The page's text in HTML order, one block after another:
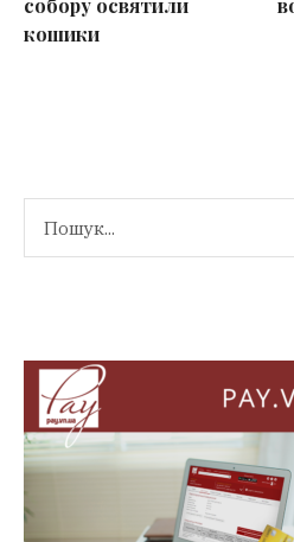
собору освятили
кошики